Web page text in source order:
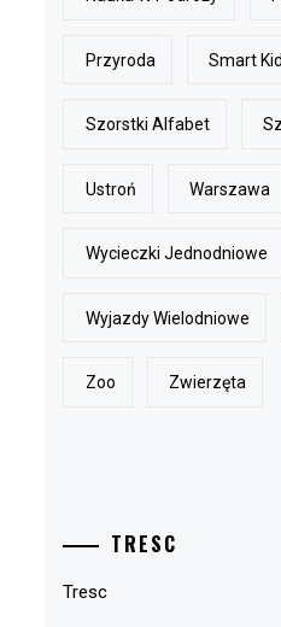
Przyroda Smart
Szorstki Alfabet
Ustroń Warszawa
Wycieczki Jednodniowe
Wyjazdy Wielodniowe
Zoo Zwierzęta
TRESC
Tresc